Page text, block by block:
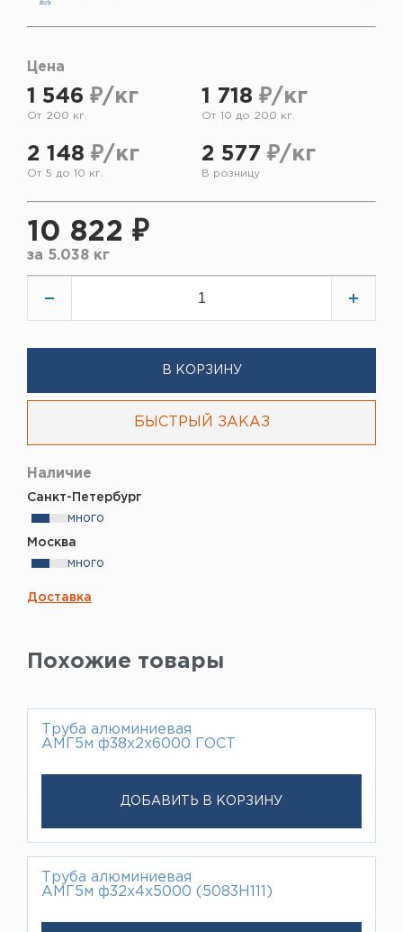
Цена
1 546 ₽/кг
От 200 кг.
1 718 ₽/кг
От 10 до 200 кг.
2 148 ₽/кг
От 5 до 10 кг.
2 577 ₽/кг
В розницу
10 822 ₽
за 5.038 кг
В КОРЗИНУ
БЫСТРЫЙ ЗАКАЗ
Наличие
Санкт-Петербург
много
Москва
много
Доставка
Похожие товары
Труба алюминиевая
АМГ5м ф38х2х6000 ГОСТ
ДОБАВИТЬ В КОРЗИНУ
Труба алюминиевая
АМГ5м ф32х4х5000 (5083H111)